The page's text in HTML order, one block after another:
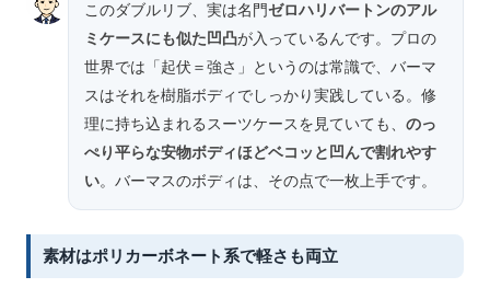
このダブルリブ、実は名門ゼロハリバートンのアル
ミケースにも似た凹凸が入っているんです。プロの
世界では「起伏＝強さ」というのは常識で、バーマ
スはそれを樹脂ボディでしっかり実践している。修
理に持ち込まれるスーツケースを見ていても、 のっ
ぺり平らな安物ボディほどベコッと凹んで割れやす
い。バーマスのボディは、その点で一枚上手です。
素材はポリカーボネート系で軽さも両立